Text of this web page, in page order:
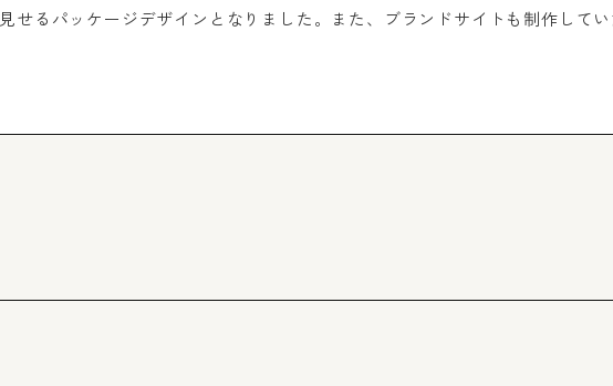
せるパッケージデザインとなりました。また、ブランドサイトも制作してい